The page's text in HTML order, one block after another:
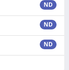
ND
ND
ND